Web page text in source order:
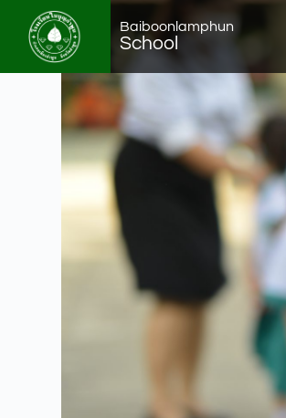
Baiboonlamphun
School